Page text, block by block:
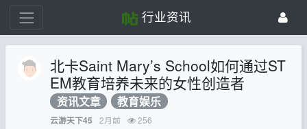
行业资讯
北卡Saint Mary’s School如何通过ST
EM教育培养未来的女性创造者
资讯文章 教育娱乐
云游天下45 2月前 256